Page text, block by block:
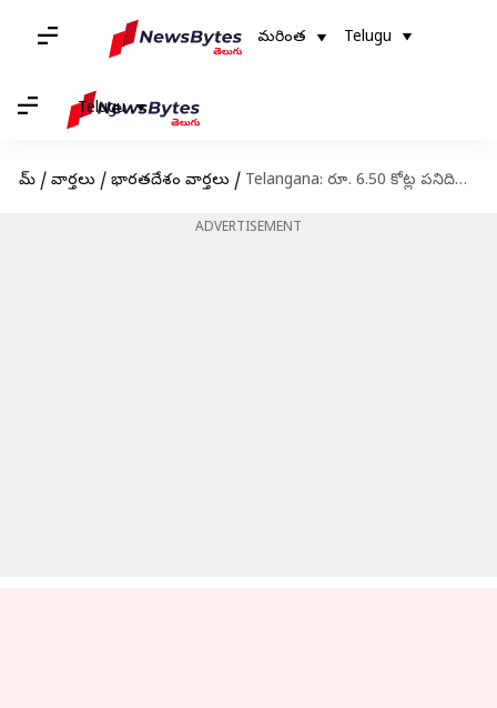
మరింత Telugu
Telugu
హోమ్ / వార్తలు / భారతదేశం వార్తలు / Telangana: రూ. 6.50 కోట్ల పనిదినాల టార్గెట్‌.. జూన్‌ నెలకే చేరనున్న తెలంగాణ!
ADVERTISEMENT